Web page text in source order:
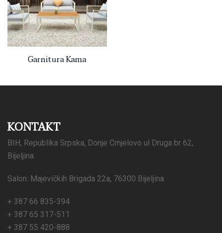
Garnitura Kama
KONTAKT
BIH, Republika Srpska, Donje Crnjelovo ul Druga br 62,
Bijeljina
Salon: Majevičkih Brigada 22a, 76300 Bijeljina
+ 387 66 835-394
+ 387 65 317-511
+ 387 55 420-888